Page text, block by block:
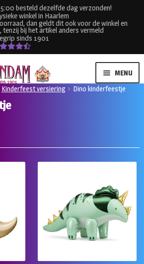
besteld dezelfde dag verzonden!
winkel in Haarlem
dan geldt dit ook voor de winkel en
bij het artikel anders vermeld
sinds 1901
MENU
Kinderfeest versiering Dino kinderfeestje